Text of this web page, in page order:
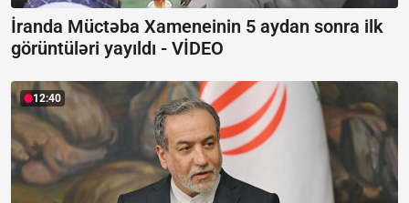
İranda Müctəba Xameneinin 5 aydan sonra ilk
görüntüləri yayıldı - VİDEO
12:40